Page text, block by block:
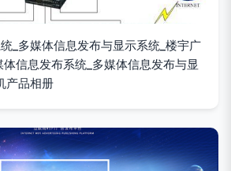
_多媒体信息发布与显示系统_楼宇广
信息发布系统_多媒体信息发布与显
产品相册